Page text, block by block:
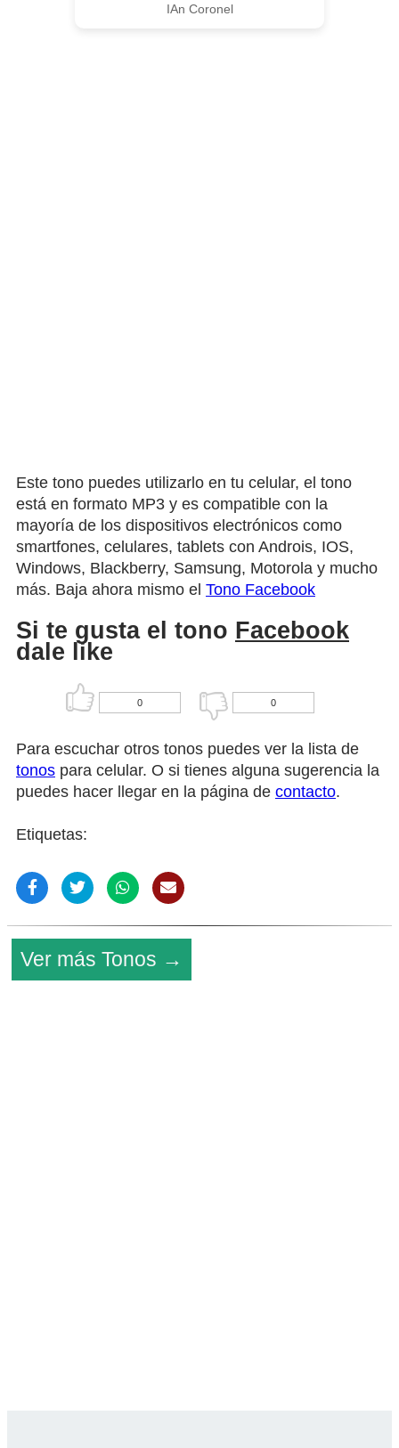
IAn Coronel
Este tono puedes utilizarlo en tu celular, el tono
está en formato MP3 y es compatible con la
mayoría de los dispositivos electrónicos como
smartfones, celulares, tablets con Androis, IOS,
Windows, Blackberry, Samsung, Motorola y mucho
más. Baja ahora mismo el Tono Facebook
Si te gusta el tono Facebook
dale like
0 0
Para escuchar otros tonos puedes ver la lista de
tonos para celular. O si tienes alguna sugerencia la
puedes hacer llegar en la página de contacto.
Etiquetas:
Ver más Tonos →